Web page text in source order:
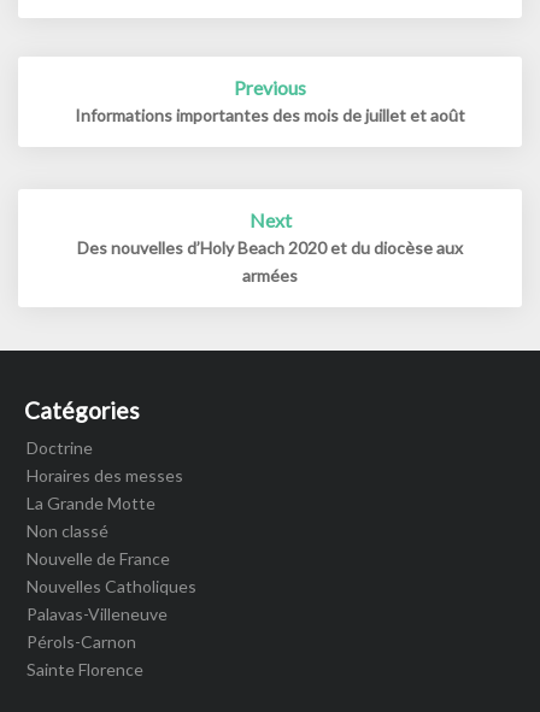
Previous
Informations importantes des mois de juillet et août
Next
Des nouvelles d’Holy Beach 2020 et du diocèse aux
armées
Catégories
Doctrine
Horaires des messes
La Grande Motte
Non classé
Nouvelle de France
Nouvelles Catholiques
Palavas-Villeneuve
Pérols-Carnon
Sainte Florence